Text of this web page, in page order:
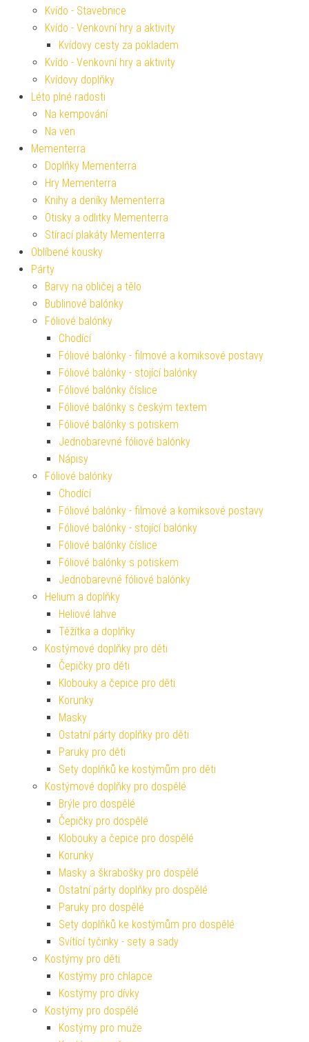
Kvído - Stavebnice
Kvído - Venkovní hry a aktivity
Kvídovy cesty za pokladem
Kvído - Venkovní hry a aktivity
Kvídovy doplňky
Léto plné radosti
Na kempování
Na ven
Mementerra
Doplňky Mementerra
Hry Mementerra
Knihy a deníky Mementerra
Otisky a odlitky Mementerra
Stírací plakáty Mementerra
Oblíbené kousky
Párty
Barvy na obličej a tělo
Bublinové balónky
Fóliové balónky
Chodící
Fóliové balónky - filmové a komiksové postavy
Fóliové balónky - stojící balónky
Fóliové balónky číslice
Fóliové balónky s českým textem
Fóliové balónky s potiskem
Jednobarevné fóliové balónky
Nápisy
Fóliové balónky
Chodící
Fóliové balónky - filmové a komiksové postavy
Fóliové balónky - stojící balónky
Fóliové balónky číslice
Fóliové balónky s potiskem
Jednobarevné fóliové balónky
Helium a doplňky
Heliové lahve
Těžítka a doplňky
Kostýmové doplňky pro děti
Čepičky pro děti
Klobouky a čepice pro děti
Korunky
Masky
Ostatní párty doplňky pro děti
Paruky pro děti
Sety doplňků ke kostýmům pro děti
Kostýmové doplňky pro dospělé
Brýle pro dospělé
Čepičky pro dospělé
Klobouky a čepice pro dospělé
Korunky
Masky a škrabošky pro dospělé
Ostatní párty doplňky pro dospělé
Paruky pro dospělé
Sety doplňků ke kostýmům pro dospělé
Svítící tyčinky - sety a sady
Kostýmy pro děti
Kostýmy pro chlapce
Kostýmy pro dívky
Kostýmy pro dospělé
Kostýmy pro muže